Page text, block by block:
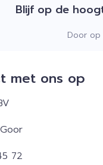
Blijf op de
Door
met ons op
72